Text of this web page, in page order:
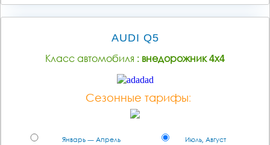
AUDI Q5
Класс автомобиля : внедорожник 4х4
Сезонные тарифы:
Январь — Апрель
Июль, Август